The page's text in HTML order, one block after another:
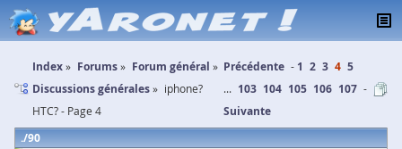
Index Forums
Forum général
Discussions générales
iphone?
HTC? - Page 4
Précédente 1 2 3 4 5
... 103 104 105 106 107
Suivante
90